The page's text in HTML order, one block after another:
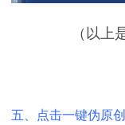
（以上
五、点击一键伪原